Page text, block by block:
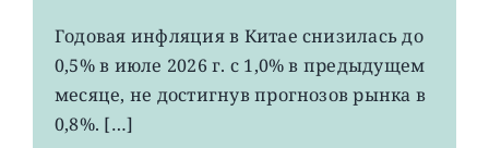
MCHI,
KWEB:
инфляция
в
Китае
Годовая инфляция в Китае снизилась до
0,5% в июле 2026 г. с 1,0% в предыдущем
месяце, не достигнув прогнозов рынка в
0,8%. […]